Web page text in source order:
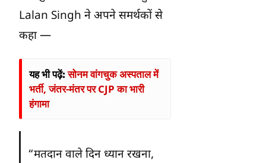
Lalan Singh ने अपने समर्थकों से
कहा —
यह भी पढ़ें:सोनम वांगचुक अस्पताल में
भर्ती, जंतर-मंतर पर CJP का भारी
हंगामा
“मतदान वाले दिन ध्यान रखना,